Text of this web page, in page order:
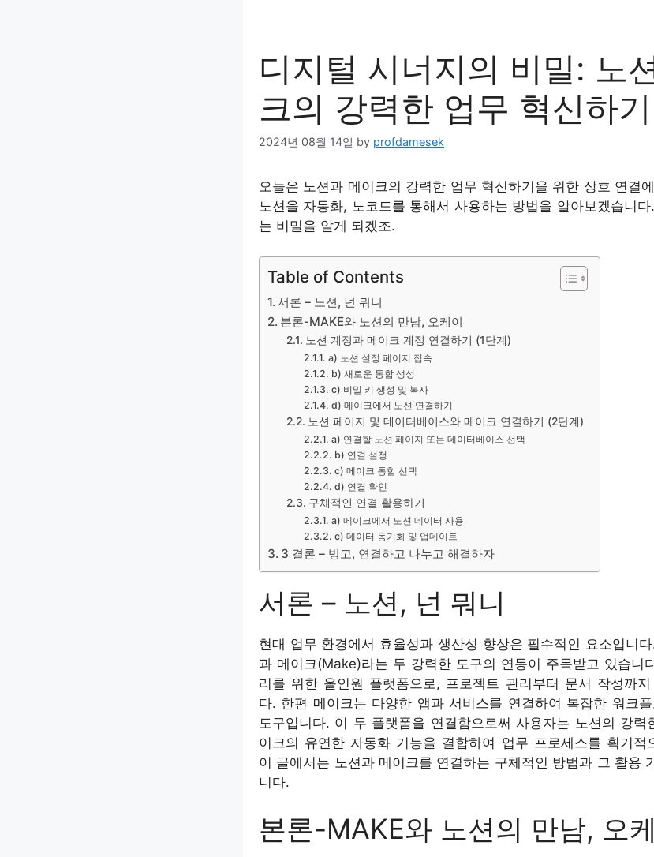
디지털 시너지의 비밀: 노
크의 강력한 업무 혁신하기
2024년 08월 14일 by profdamesek
오늘은 노션과 메이크의 강력한 업무 혁신하기을 위한 상호 연결
노션을 자동화, 노코드를 통해서 사용하는 방법을 알아보겠습니
는 비밀을 알게 되겠조.
Table of Contents
서론 – 노션, 넌 뭐니
본론-MAKE와 노션의 만남, 오케이
노션 계정과 메이크 계정 연결하기 (1단계)
a) 노션 설정 페이지 접속
b) 새로운 통합 생성
c) 비밀 키 생성 및 복사
d) 메이크에서 노션 연결하기
노션 페이지 및 데이터베이스와 메이크 연결하기 (2단계)
a) 연결할 노션 페이지 또는 데이터베이스 선택
b) 연결 설정
c) 메이크 통합 선택
d) 연결 확인
구체적인 연결 활용하기
a) 메이크에서 노션 데이터 사용
c) 데이터 동기화 및 업데이트
3 결론 – 빙고, 연결하고 나누고 해결하자
서론 – 노션, 넌 뭐니
현대 업무 환경에서 효율성과 생산성 향상은 필수적인 요소입니
과 메이크(Make)라는 두 강력한 도구의 연동이 주목받고 있습니
리를 위한 올인원 플랫폼으로, 프로젝트 관리부터 문서 작성까
다. 한편 메이크는 다양한 앱과 서비스를 연결하여 복잡한 워크
도구입니다. 이 두 플랫폼을 연결함으로써 사용자는 노션의 강력
이크의 유연한 자동화 기능을 결합하여 업무 프로세스를 획기적
이 글에서는 노션과 메이크를 연결하는 구체적인 방법과 그 활용
니다.
본론-MAKE와 노션의 만남, 오